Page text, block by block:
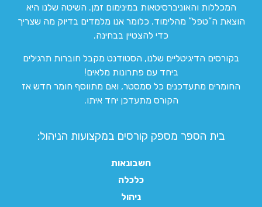
המכללות והאוניברסיטאות במינימום זמן. השיטה שלנו היא
הוצאת ה”טפל” מהלימוד. כלומר אנו מלמדים בדיוק מה שצריך
כדי להצטיין בבחינה.
בקורסים הדיגיטליים שלנו, הסטודנט מקבל חוברות תרגילים
ביחד עם פתרונות מלאים!
החומרים מתעדכנים כל סמסטר, ואם מתווסף חומר חדש אז
הקורס מתעדכן יחד איתו.
בית הספר מספק קורסים במקצועות הניהול:
חשבונאות
כלכלה
ניהול